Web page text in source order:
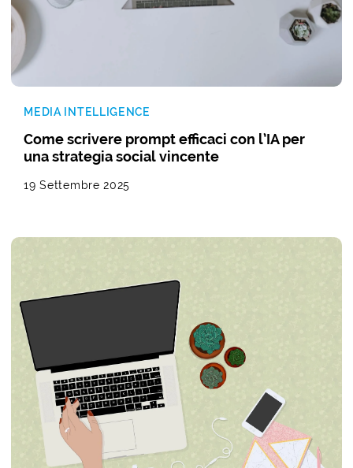
MEDIA INTELLIGENCE
Come scrivere prompt efficaci con l’IA per
una strategia social vincente
19 Settembre 2025